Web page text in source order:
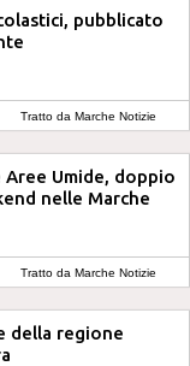
pubblicato
Tratto da Marche Notizie
Umide, doppio
nelle Marche
Tratto da Marche Notizie
della regione